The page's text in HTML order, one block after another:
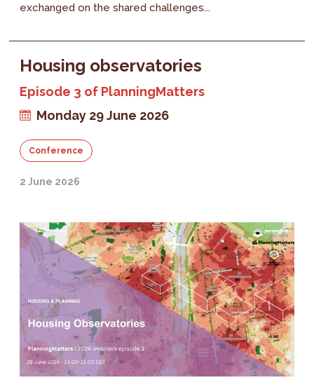
exchanged on the shared challenges...
Housing observatories
Episode 3 of PlanningMatters
Monday 29 June 2026
Conference
2 June 2026